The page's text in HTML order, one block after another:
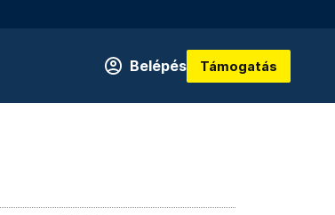
Belépés Támogatás